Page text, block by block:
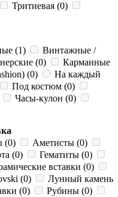
Тритиевая (0)
(1)
Винтажные /
(0)
Карманные
(0)
На каждый
Под костюм (0)
Часы-кулон (0)
(0)
Аметисты (0)
(0)
Гематиты (0)
вставки (0)
(0)
Лунный камень
(0)
Рубины (0)